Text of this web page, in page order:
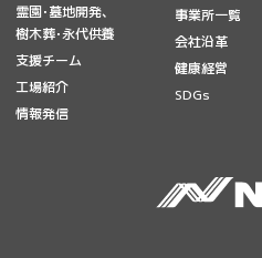
霊園･墓地開発、
樹木葬･永代供養
支援チーム
工場紹介
情報発信
事業所一覧
会社沿革
健康経営
SDGs